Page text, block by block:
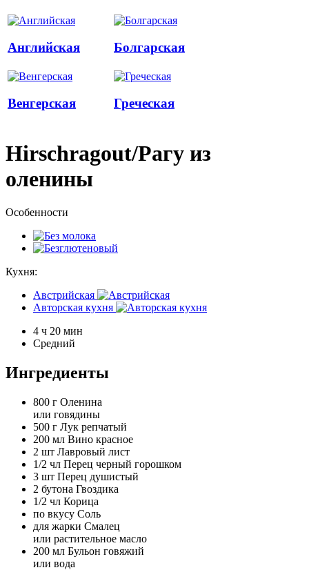
Английская Болгарская
Венгерская Греческая
Hirschragout/Рагу из
оленины
Особенности
Кухня:
Австрийская
Авторская кухня
4 ч 20 мин
Средний
Ингредиенты
800 г Оленина
или говядины
500 г Лук репчатый
200 мл Вино красное
2 шт Лавровый лист
1/2 чл Перец черный горошком
3 шт Перец душистый
2 бутона Гвоздика
1/2 чл Корица
по вкусу Соль
для жарки Смалец
или растительное масло
200 мл Бульон говяжий
или вода